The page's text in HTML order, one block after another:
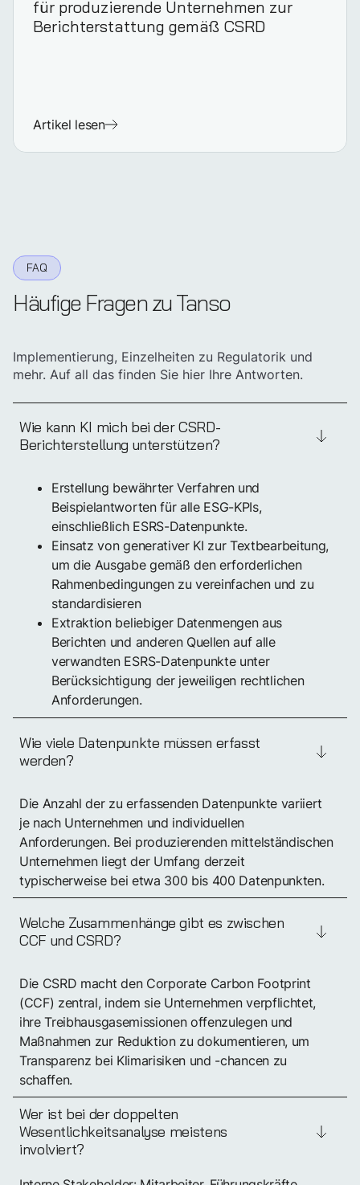
für produzierende Unternehmen zur
Berichterstattung gemäß CSRD
Artikel lesen
FAQ
Häufige Fragen zu Tanso
Implementierung, Einzelheiten zu Regulatorik und
mehr. Auf all das finden Sie hier Ihre Antworten.
Wie kann KI mich bei der CSRD-
Berichterstellung unterstützen?
Erstellung bewährter Verfahren und
Beispielantworten für alle ESG-KPIs,
einschließlich ESRS-Datenpunkte.
Einsatz von generativer KI zur Textbearbeitung,
um die Ausgabe gemäß den erforderlichen
Rahmenbedingungen zu vereinfachen und zu
standardisieren
Extraktion beliebiger Datenmengen aus
Berichten und anderen Quellen auf alle
verwandten ESRS-Datenpunkte unter
Berücksichtigung der jeweiligen rechtlichen
Anforderungen.
Wie viele Datenpunkte müssen erfasst
werden?
Die Anzahl der zu erfassenden Datenpunkte variiert
je nach Unternehmen und individuellen
Anforderungen. Bei produzierenden mittelständischen
Unternehmen liegt der Umfang derzeit
typischerweise bei etwa 300 bis 400 Datenpunkten.
Welche Zusammenhänge gibt es zwischen
CCF und CSRD?
Die CSRD macht den Corporate Carbon Footprint
(CCF) zentral, indem sie Unternehmen verpflichtet,
ihre Treibhausgasemissionen offenzulegen und
Maßnahmen zur Reduktion zu dokumentieren, um
Transparenz bei Klimarisiken und -chancen zu
schaffen.
Wer ist bei der doppelten
Wesentlichkeitsanalyse meistens
involviert?